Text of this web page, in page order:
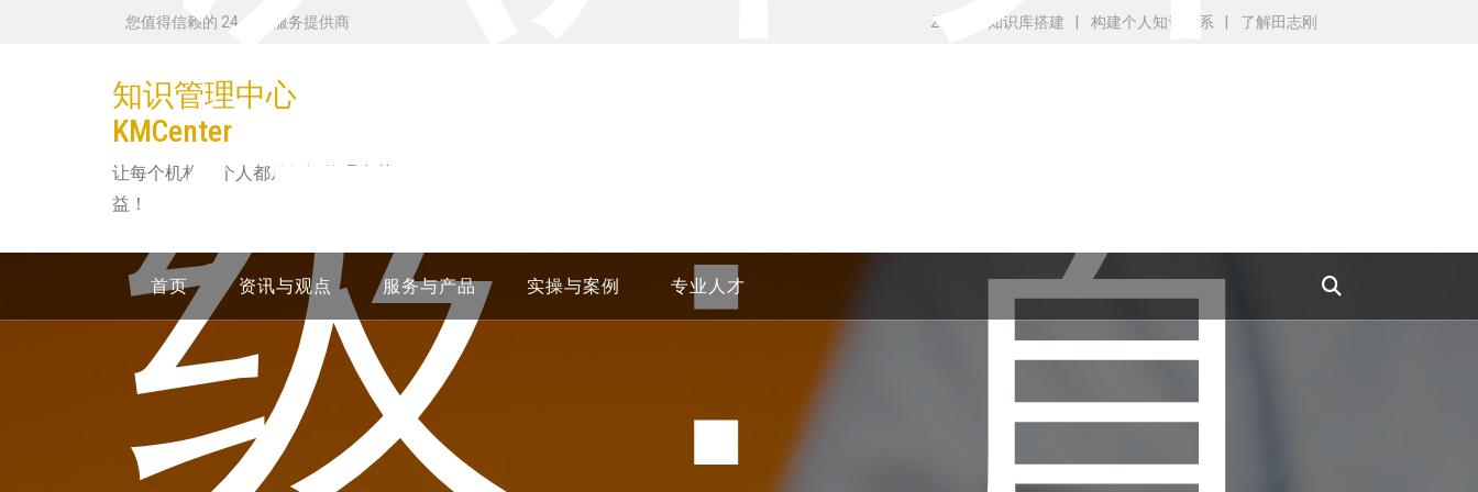
您值得信赖的 24 小时服务提供商 24H学AI知识库搭建 构建个人知识体系 了解田志刚
知识管理中心
KMCenter
让每个机构和个人都从知识管理中获
益！
首页 资讯与观点 服务与产品 实操与案例 专业人才
级：首